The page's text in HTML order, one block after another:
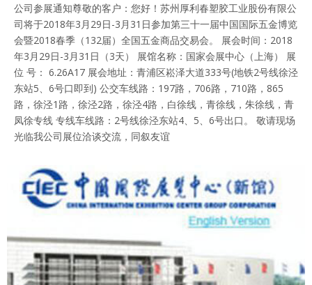
公司参展通知尊敬的客户：您好！苏州厚利春塑胶工业股份有限公
司将于2018年3月29日-3月31日参加第三十一届中国国际五金博览
会暨2018春季（132届）全国五金商品交易会。 展会时间：2018
年3月29日-3月31日（3天） 展馆名称：国家会展中心（上海） 展
位 号： 6.26A17 展会地址：青浦区崧泽大道333号(地铁2号线徐泾
东站5、6号口即到) 公交车线路：197路，706路，710路，865
路，徐泾1路，徐泾2路，徐泾4路，白徐线，青徐线，朱徐线，青
凤徐专线 专线车线路：2号线徐泾东站4、5、6号出口。 敬请现场
光临我公司展位洽谈交流，同叙友谊